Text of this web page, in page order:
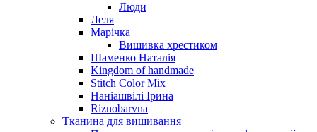
Люди
Леля
Марічка
Вишивка хрестиком
Шаменко Наталія
Kingdom of handmade
Stitch Color Mix
Наніашвілі Ірина
Riznobarvna
Тканина для вишивання